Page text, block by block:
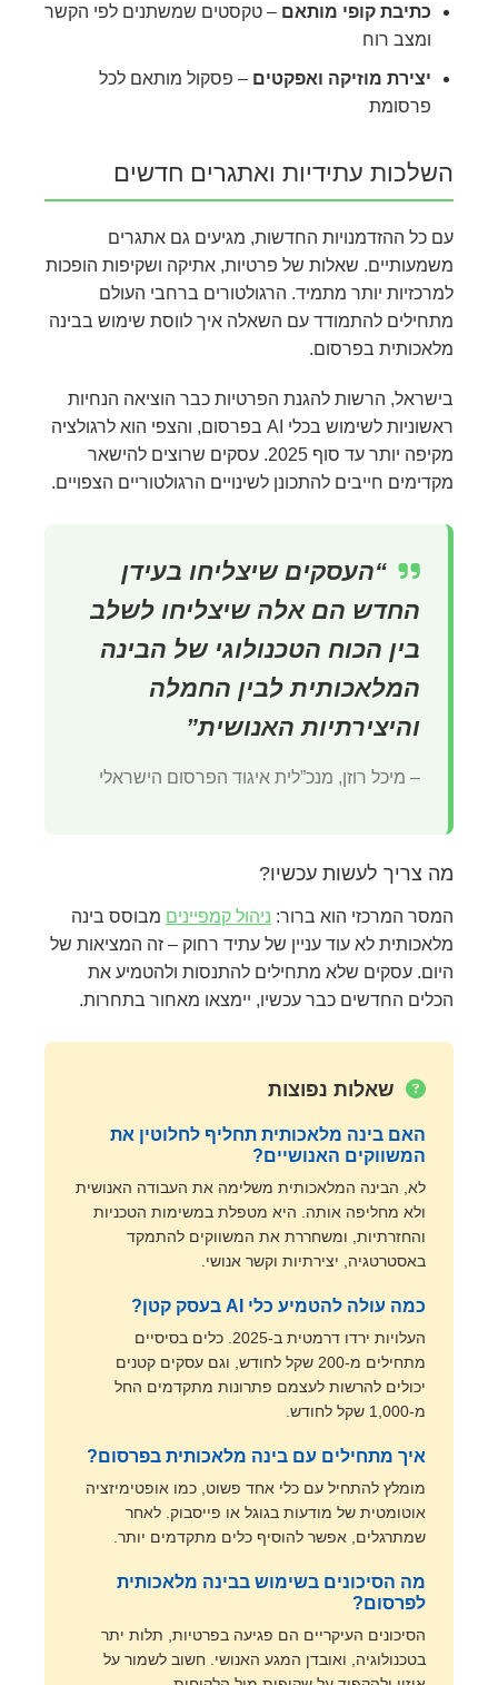
כתיבת קופי מותאם – טקסטים שמשתנים לפי הקשר
ומצב רוח
יצירת מוזיקה ואפקטים – פסקול מותאם לכל
פרסומת
השלכות עתידיות ואתגרים חדשים
עם כל ההזדמנויות החדשות, מגיעים גם אתגרים
משמעותיים. שאלות של פרטיות, אתיקה ושקיפות הופכות
למרכזיות יותר מתמיד. הרגולטורים ברחבי העולם
מתחילים להתמודד עם השאלה איך לווסת שימוש בבינה
מלאכותית בפרסום.
בישראל, הרשות להגנת הפרטיות כבר הוציאה הנחיות
ראשוניות לשימוש בכלי AI בפרסום, והצפי הוא לרגולציה
מקיפה יותר עד סוף 2025. עסקים שרוצים להישאר
מקדימים חייבים להתכונן לשינויים הרגולטוריים הצפויים.
“העסקים שיצליחו בעידן
החדש הם אלה שיצליחו לשלב
בין הכוח הטכנולוגי של הבינה
המלאכותית לבין החמלה
והיצירתיות האנושית”
– מיכל רוזן, מנכ”לית איגוד הפרסום הישראלי
מה צריך לעשות עכשיו?
המסר המרכזי הוא ברור: ניהול קמפיינים מבוסס בינה
מלאכותית לא עוד עניין של עתיד רחוק – זה המציאות של
היום. עסקים שלא מתחילים להתנסות ולהטמיע את
הכלים החדשים כבר עכשיו, יימצאו מאחור בתחרות.
שאלות נפוצות
האם בינה מלאכותית תחליף לחלוטין את
המשווקים האנושיים?
לא, הבינה המלאכותית משלימה את העבודה האנושית
ולא מחליפה אותה. היא מטפלת במשימות הטכניות
והחזרתיות, ומשחררת את המשווקים להתמקד
באסטרטגיה, יצירתיות וקשר אנושי.
כמה עולה להטמיע כלי AI בעסק קטן?
העלויות ירדו דרמטית ב-2025. כלים בסיסיים
מתחילים מ-200 שקל לחודש, וגם עסקים קטנים
יכולים להרשות לעצמם פתרונות מתקדמים החל
מ-1,000 שקל לחודש.
איך מתחילים עם בינה מלאכותית בפרסום?
מומלץ להתחיל עם כלי אחד פשוט, כמו אופטימיזציה
אוטומטית של מודעות בגוגל או פייסבוק. לאחר
שמתרגלים, אפשר להוסיף כלים מתקדמים יותר.
מה הסיכונים בשימוש בבינה מלאכותית
לפרסום?
הסיכונים העיקריים הם פגיעה בפרטיות, תלות יתר
בטכנולוגיה, ואובדן המגע האנושי. חשוב לשמור על